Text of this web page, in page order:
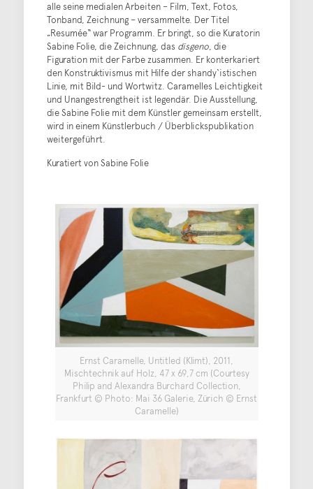
alle seine medialen Arbeiten – Film, Text, Fotos,
Tonband, Zeichnung – versammelte. Der Titel
„Resumée“ war Programm. Er bringt, so die Kuratorin
Sabine Folie, die Zeichnung, das disgeno, die
Figuration mit der Farbe zusammen. Er konterkariert
den Konstruktivismus mit Hilfe der shandy‘istischen
Linie, mit Bild- und Wortwitz. Caramelles Leichtigkeit
und Unangestrengtheit ist legendär. Die Ausstellung,
die Sabine Folie mit dem Künstler gemeinsam erstellt,
wird in einem Künstlerbuch / Überblickspublikation
weitergeführt.
Kuratiert von Sabine Folie
Ernst Caramelle, Untitled (Klimt), 2011,
Mischtechnik auf Holz, 47 x 69,7 cm (Courtesy
Philip and Alexandra Burchard Collection,
Frankfurt © Photo: Mai 36 Galerie, Zürich © Ernst
Caramelle)